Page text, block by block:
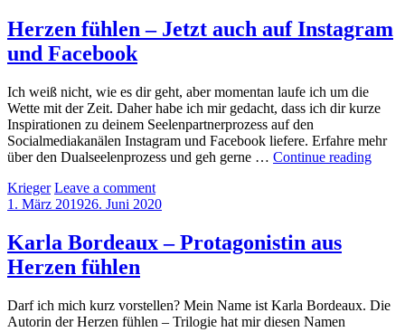
Herzen fühlen – Jetzt auch auf Instagram
und Facebook
Ich weiß nicht, wie es dir geht, aber momentan laufe ich um die
Wette mit der Zeit. Daher habe ich mir gedacht, dass ich dir kurze
Inspirationen zu deinem Seelenpartnerprozess auf den
Socialmediakanälen Instagram und Facebook liefere. Erfahre mehr
über den Dualseelenprozess und geh gerne … Continue reading
by
Krieger Leave a comment
Posted
1. März 201926. Juni 2020
Karla Bordeaux – Protagonistin aus
Herzen fühlen
Darf ich mich kurz vorstellen? Mein Name ist Karla Bordeaux. Die
Autorin der Herzen fühlen – Trilogie hat mir diesen Namen